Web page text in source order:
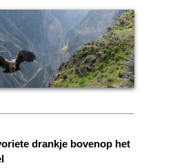
drankje bovenop het